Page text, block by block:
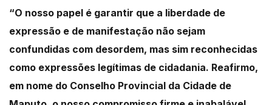
“O nosso papel é garantir que a liberdade de
expressão e de manifestação não sejam
confundidas com desordem, mas sim reconhecidas
como expressões legítimas de cidadania. Reafirmo,
em nome do Conselho Provincial da Cidade de